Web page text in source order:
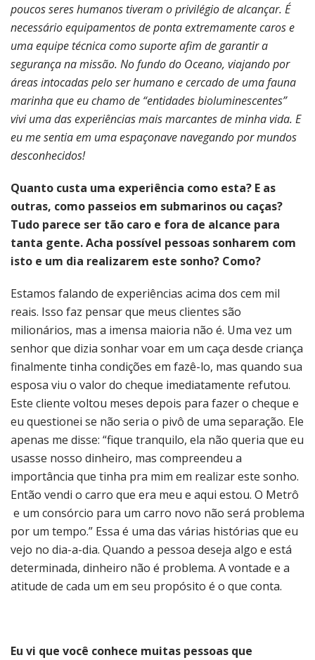
poucos seres humanos tiveram o privilégio de alcançar. É
necessário equipamentos de ponta extremamente caros e
uma equipe técnica como suporte afim de garantir a
segurança na missão. No fundo do Oceano, viajando por
áreas intocadas pelo ser humano e cercado de uma fauna
marinha que eu chamo de “entidades bioluminescentes”
vivi uma das experiências mais marcantes de minha vida. E
eu me sentia em uma espaçonave navegando por mundos
desconhecidos!
Quanto custa uma experiência como esta? E as
outras, como passeios em submarinos ou caças?
Tudo parece ser tão caro e fora de alcance para
tanta gente. Acha possível pessoas sonharem com
isto e um dia realizarem este sonho? Como?
Estamos falando de experiências acima dos cem mil
reais. Isso faz pensar que meus clientes são
milionários, mas a imensa maioria não é. Uma vez um
senhor que dizia sonhar voar em um caça desde criança
finalmente tinha condições em fazê-lo, mas quando sua
esposa viu o valor do cheque imediatamente refutou.
Este cliente voltou meses depois para fazer o cheque e
eu questionei se não seria o pivô de uma separação. Ele
apenas me disse: “fique tranquilo, ela não queria que eu
usasse nosso dinheiro, mas compreendeu a
importância que tinha pra mim em realizar este sonho.
Então vendi o carro que era meu e aqui estou. O Metrô
e um consórcio para um carro novo não será problema
por um tempo.” Essa é uma das várias histórias que eu
vejo no dia-a-dia. Quando a pessoa deseja algo e está
determinada, dinheiro não é problema. A vontade e a
atitude de cada um em seu propósito é o que conta.
Eu vi que você conhece muitas pessoas que